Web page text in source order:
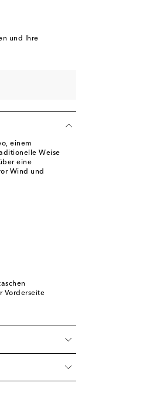
und Ihre
einem
Weise
eine
Wind und
Vorderseite